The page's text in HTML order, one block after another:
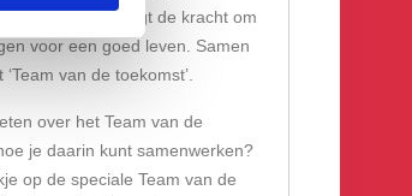
en anderen ligt de kracht om
voor een goed leven. Samen
van de toekomst’.
over het Team van de
je daarin kunt samenwerken?
op de speciale Team van de